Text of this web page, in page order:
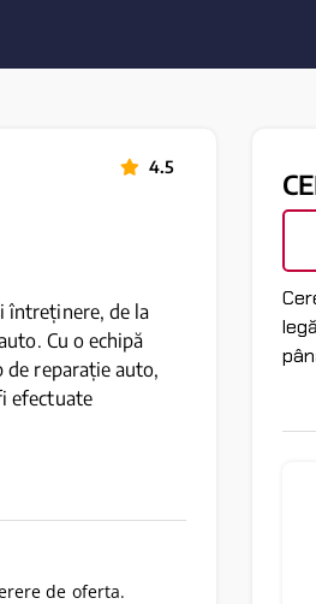
4.5
întreținere, de la
Cu o echipă
reparație auto,
efectuate
de oferta.